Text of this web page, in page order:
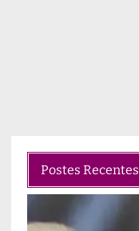
Postes Recentes